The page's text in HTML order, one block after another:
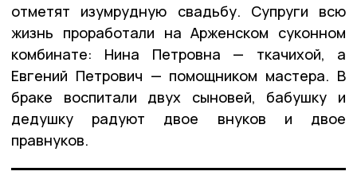
отметят изумрудную свадьбу. Супруги всю
жизнь проработали на Арженском суконном
комбинате: Нина Петровна — ткачихой, а
Евгений Петрович — помощником мастера. В
браке воспитали двух сыновей, бабушку и
дедушку радуют двое внуков и двое
правнуков.